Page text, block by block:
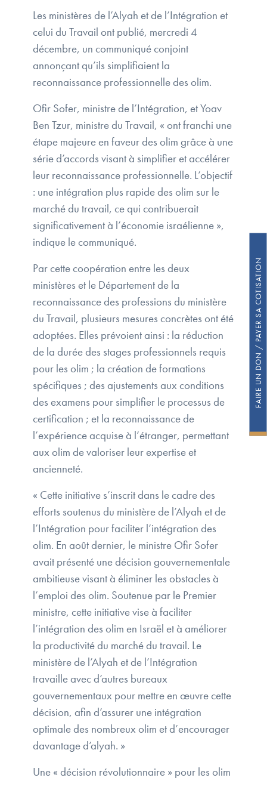
FAIRE UN DON / PAYER SA COTISATION
Les ministères de l’Alyah et de l’Intégration et
celui du Travail ont publié, mercredi 4
décembre, un communiqué conjoint
annonçant qu’ils simplifiaient la
reconnaissance professionnelle des olim.
Ofir Sofer, ministre de l’Intégration, et Yoav
Ben Tzur, ministre du Travail, « ont franchi une
étape majeure en faveur des olim grâce à une
série d’accords visant à simplifier et accélérer
leur reconnaissance professionnelle. L’objectif
: une intégration plus rapide des olim sur le
marché du travail, ce qui contribuerait
significativement à l’économie israélienne »,
indique le communiqué.
Par cette coopération entre les deux
ministères et le Département de la
reconnaissance des professions du ministère
du Travail, plusieurs mesures concrètes ont été
adoptées. Elles prévoient ainsi : la réduction
de la durée des stages professionnels requis
pour les olim ; la création de formations
spécifiques ; des ajustements aux conditions
des examens pour simplifier le processus de
certification ; et la reconnaissance de
l’expérience acquise à l’étranger, permettant
aux olim de valoriser leur expertise et
ancienneté.
« Cette initiative s’inscrit dans le cadre des
efforts soutenus du ministère de l’Alyah et de
l’Intégration pour faciliter l’intégration des
olim. En août dernier, le ministre Ofir Sofer
avait présenté une décision gouvernementale
ambitieuse visant à éliminer les obstacles à
l’emploi des olim. Soutenue par le Premier
ministre, cette initiative vise à faciliter
l’intégration des olim en Israël et à améliorer
la productivité du marché du travail. Le
ministère de l’Alyah et de l’Intégration
travaille avec d’autres bureaux
gouvernementaux pour mettre en œuvre cette
décision, afin d’assurer une intégration
optimale des nombreux olim et d’encourager
davantage d’alyah. »
Une « décision révolutionnaire » pour les olim